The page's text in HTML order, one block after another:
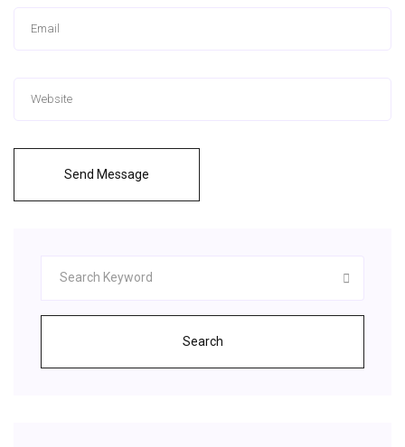
Send Message
Search